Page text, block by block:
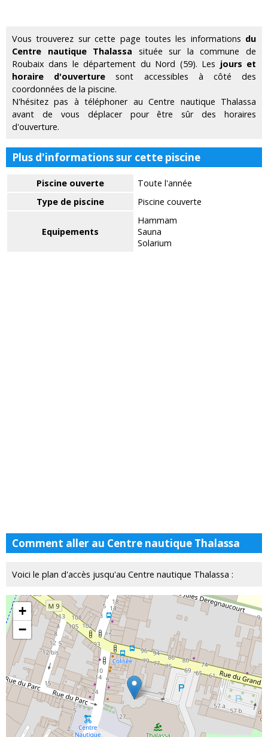
Vous trouverez sur cette page toutes les informations du
Centre nautique Thalassa située sur la commune de
Roubaix dans le département du Nord (59). Les jours et
horaire d'ouverture sont accessibles à côté des
coordonnées de la piscine.
N'hésitez pas à téléphoner au Centre nautique Thalassa
avant de vous déplacer pour être sûr des horaires
d'ouverture.
Plus d'informations sur cette piscine
Piscine ouverte
Toute l'année
Type de piscine
Piscine couverte
Equipements
Hammam
Sauna
Solarium
Comment aller au Centre nautique Thalassa
Voici le plan d'accès jusqu'au Centre nautique Thalassa :
+
−